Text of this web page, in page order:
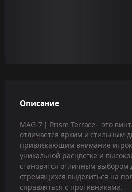
Описание
MAG-7 | Prism Terrace - это
отличается ярким и стильным
привлекающим внимание
уникальной расцветке и
становится отличным выбором
стремящихся выделиться на
справляться с противниками.